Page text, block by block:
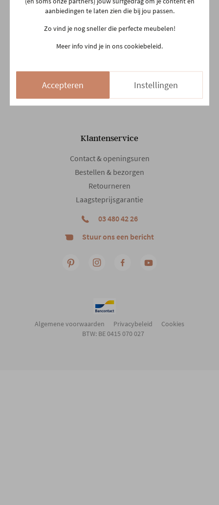
Armleuning Ja
Gesloten
Vr
10:00 - 18:30
Za
10:00 - 18:00
14/08 en 15/08 Gesloten
Klantenservice
Contact & openingsuren
Bestellen & bezorgen
Retourneren
Laagsteprijsgarantie
03 480 42 26
Stuur ons een bericht
Algemene voorwaarden Privacybeleid
Cookies
BTW: BE 0415 070 027
aanbiedingen te laten zien die bij jou passen.
Zo vind je nog sneller die perfecte meubelen!
Meer info vind je in ons cookiebeleid.
Accepteren Instellingen